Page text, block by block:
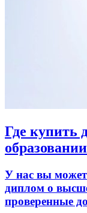
Где купить
У нас вы
диплом о
проверенные